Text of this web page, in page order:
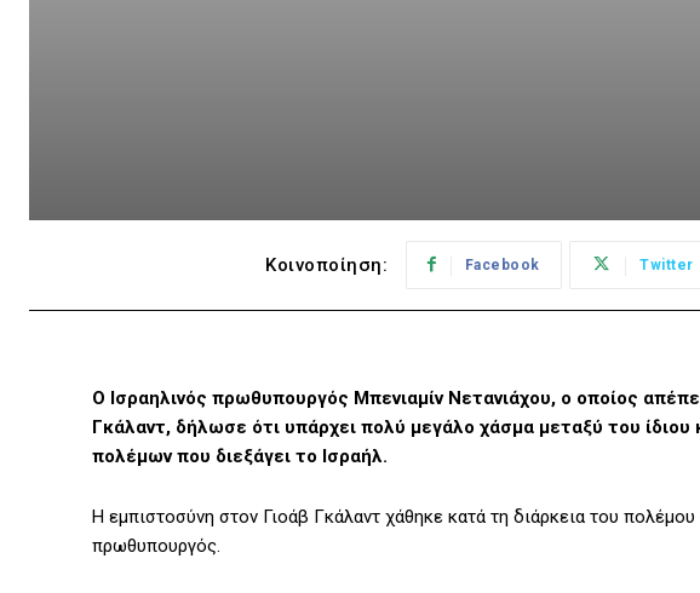
Κοινοποίηση: Facebook Twitter
Ο Ισραηλινός πρωθυπουργός Μπενιαμίν Νετανιάχου, ο οποίος
Γκάλαντ, δήλωσε ότι υπάρχει πολύ μεγάλο χάσμα μεταξύ του ίδιου
πολέμων που διεξάγει το Ισραήλ.
Η εμπιστοσύνη στον Γιοάβ Γκάλαντ χάθηκε κατά τη διάρκεια του
πρωθυπουργός.